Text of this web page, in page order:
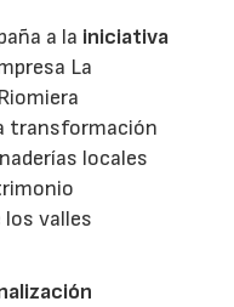
a la iniciativa
La
transformación
locales
los valles